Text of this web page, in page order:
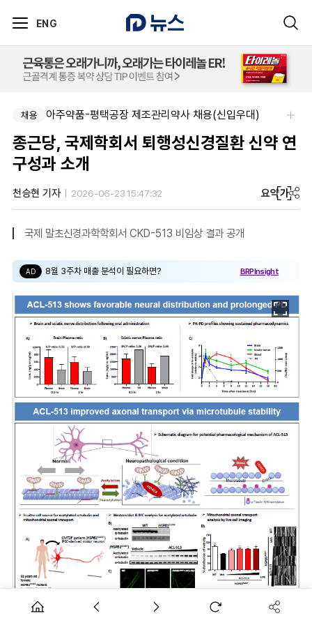
ENG
채용 아주약품-평택공장 제조관리약사 채용(신입우대)
종근당, 국제학회서 퇴행성신경질환 신약 연
구성과 소개
천승현 기자 2026-06-23 15:47:32 요약가
국제 말초신경과학학회서 CKD-513 비임상 결과 공개
AD 8월 3주차 매출 분석이 필요하면? BRPInsight